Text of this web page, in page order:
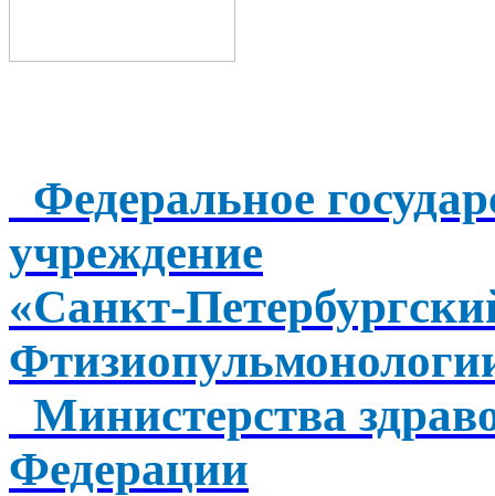
Федеральное
учреждение
«Санкт-
Министерства
Федерации